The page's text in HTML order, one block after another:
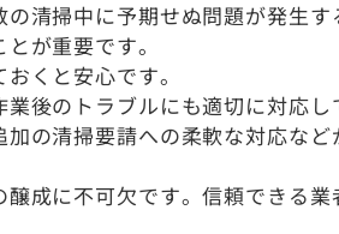
清掃中に予期せぬ問題が発生
が重要です。
おくと安心です。
後のトラブルにも適切に対応
の清掃要請への柔軟な対応など
成に不可欠です。信頼できる業